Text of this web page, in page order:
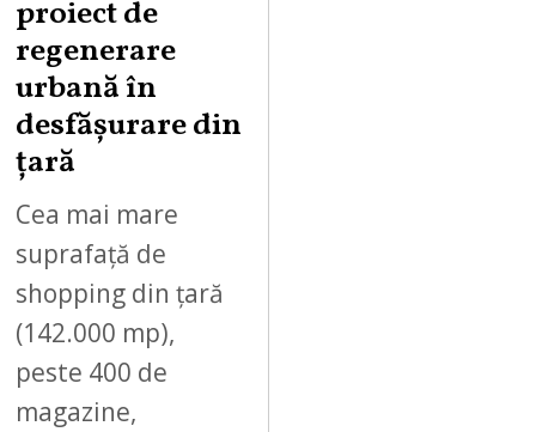
proiect de
regenerare
urbană în
desfășurare din
țară
Cea mai mare
suprafață de
shopping din țară
(142.000 mp),
peste 400 de
magazine,